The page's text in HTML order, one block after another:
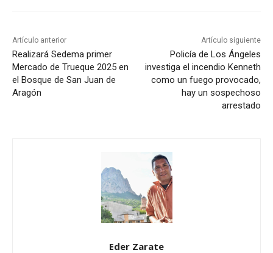
Artículo anterior
Realizará Sedema primer
Mercado de Trueque 2025 en
el Bosque de San Juan de
Aragón
Artículo siguiente
Policía de Los Ángeles
investiga el incendio Kenneth
como un fuego provocado,
hay un sospechoso
arrestado
Eder Zarate